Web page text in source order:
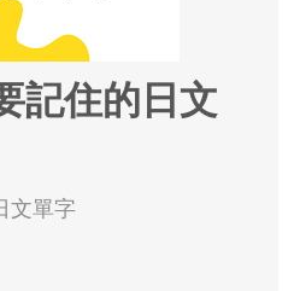
記住的日文
文單字